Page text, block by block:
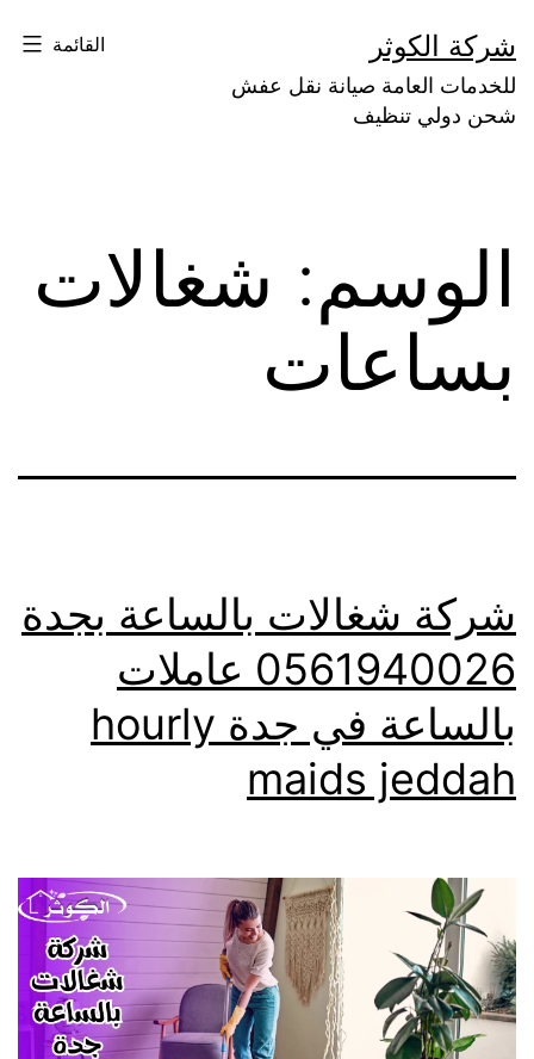
إلى
المحتوى
شركة الكوثر
للخدمات العامة صيانة نقل عفش
شحن دولي تنظيف
القائمة
الوسم: شغالات
بساعات
شركة شغالات بالساعة بجدة
0561940026 عاملات
بالساعة في جدة hourly
maids jeddah